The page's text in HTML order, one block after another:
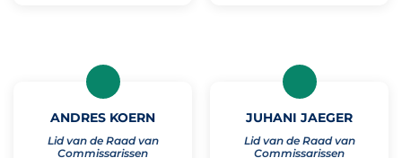
ANDRES KOERN
Lid van de Raad van
Commissarissen
JUHANI JAEGER
Lid van de Raad van
Commissarissen